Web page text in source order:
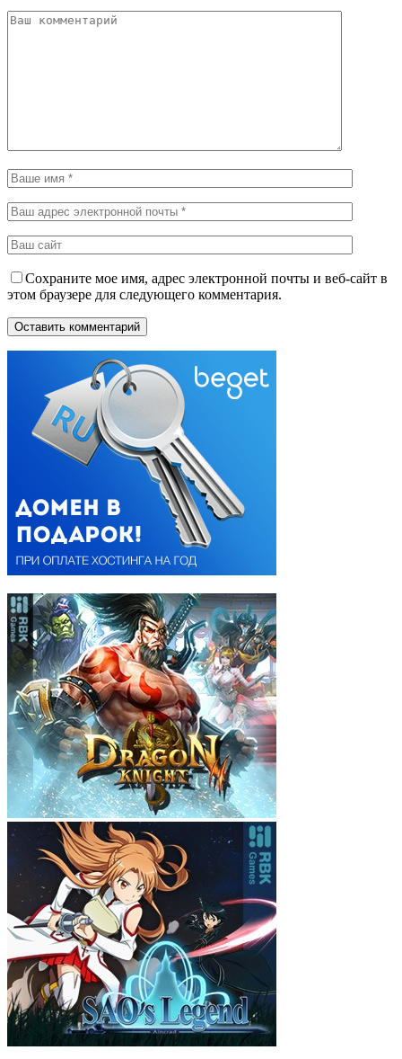
Сохраните мое имя, адрес электронной почты и веб-сайт в
этом браузере для следующего комментария.